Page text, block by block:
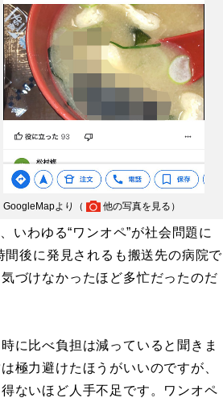
GoogleMapより（ 他の写真を見る ）
わゆる“ワンオペ”が社会問題に
後に発見されるも搬送先の病院で
づけなかったほど多忙だったのだ
に比べ負担は減っていると聞きま
極力避けたほうがいいのですが、
ないほど人手不足です。ワンオペ